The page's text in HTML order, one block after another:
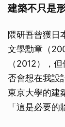
建築不只是
隈研吾曾獲日
文學勳章（
（2012），
否會想在我設
東京大學的建
「這是必要